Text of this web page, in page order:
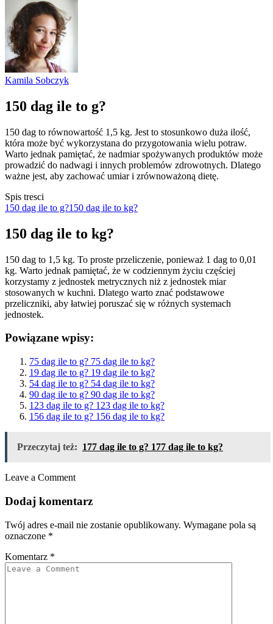
Kamila Sobczyk
150 dag ile to g?
150 dag to równowartość 1,5 kg. Jest to stosunkowo duża ilość,
która może być wykorzystana do przygotowania wielu potraw.
Warto jednak pamiętać, że nadmiar spożywanych produktów może
prowadzić do nadwagi i innych problemów zdrowotnych. Dlatego
ważne jest, aby zachować umiar i zrównoważoną dietę.
Spis tresci
150 dag ile to g?150 dag ile to kg?
150 dag ile to kg?
150 dag to 1,5 kg. To proste przeliczenie, ponieważ 1 dag to 0,01
kg. Warto jednak pamiętać, że w codziennym życiu częściej
korzystamy z jednostek metrycznych niż z jednostek miar
stosowanych w kuchni. Dlatego warto znać podstawowe
przeliczniki, aby łatwiej poruszać się w różnych systemach
jednostek.
Powiązane wpisy:
75 dag ile to g? 75 dag ile to kg?
19 dag ile to g? 19 dag ile to kg?
54 dag ile to g? 54 dag ile to kg?
90 dag ile to g? 90 dag ile to kg?
123 dag ile to g? 123 dag ile to kg?
156 dag ile to g? 156 dag ile to kg?
Przeczytaj też: 177 dag ile to g? 177 dag ile to kg?
Leave a Comment
Dodaj komentarz
Twój adres e-mail nie zostanie opublikowany. Wymagane pola są
oznaczone *
Komentarz *